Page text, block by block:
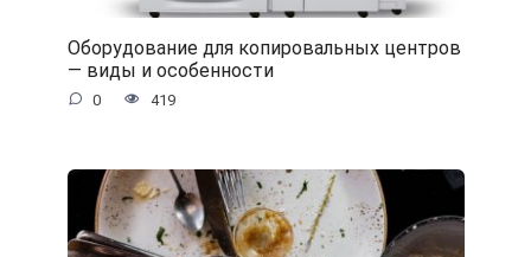
Оборудование для копировальных центров
— виды и особенности
0 419